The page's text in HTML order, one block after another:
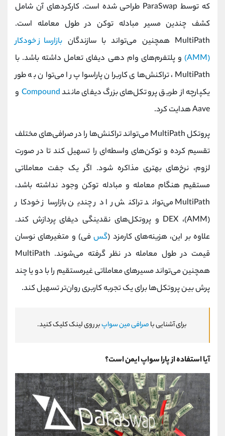
که توسط ParaSwap طراحی شده است. کارکردهای آن شامل
کشف چندین مسیر مبادله توکن در طول معامله است.
MultiPath همچنین می‌تواند با سازندگان
بازارساز خودکار
(AMM)
و پلتفرم‌های وام دهی دیفای تعامل داشته باشد. با
MultiPath، تراکنش‌های کاربران پاراسواپ را می‌توان به طور
یکپارچه از طریق پروتکل‌های بزرگ دیفای مانندCompound و
Aave هدایت کرد.
پروتکل MultiPath می‌تواند تراکنش‌ها را در صرافی‌های مختلف
تقسیم کرده و توکن‌های واسطه‌ای را تسهیل کند تا در صورت
لزوم، نرخ‌های بهتری مذاکره شود. اگر یک جفت معاملاتی
مستقیم هنگام معامله و مبادله توکن وجود نداشته باشد،
MultiPath می‌تواند تراکنش را در چندین بازارساز خودکار
(AMM)، DEX و پروتکل‌های نقدینگی دیفای پردازش کند.
علاوه بر این، هزینه‌های کارمزد (گسفی) و متغیرهای نوسان
قیمت در طول معامله در نظر گرفته می‌شوند. MultiPath
همچنین می‌تواند مسیرهای معاملاتی غیرمستقیم را با دو یا چند
پرش بین پروتکل‌ها برای یک تجربه کاربری روان‌تر تسهیل کند.
برای آشنایی باصرافی مین سواپبر روی لینک کلیک کنید.
آیا استفاده از پارا سواپ ایمن است؟